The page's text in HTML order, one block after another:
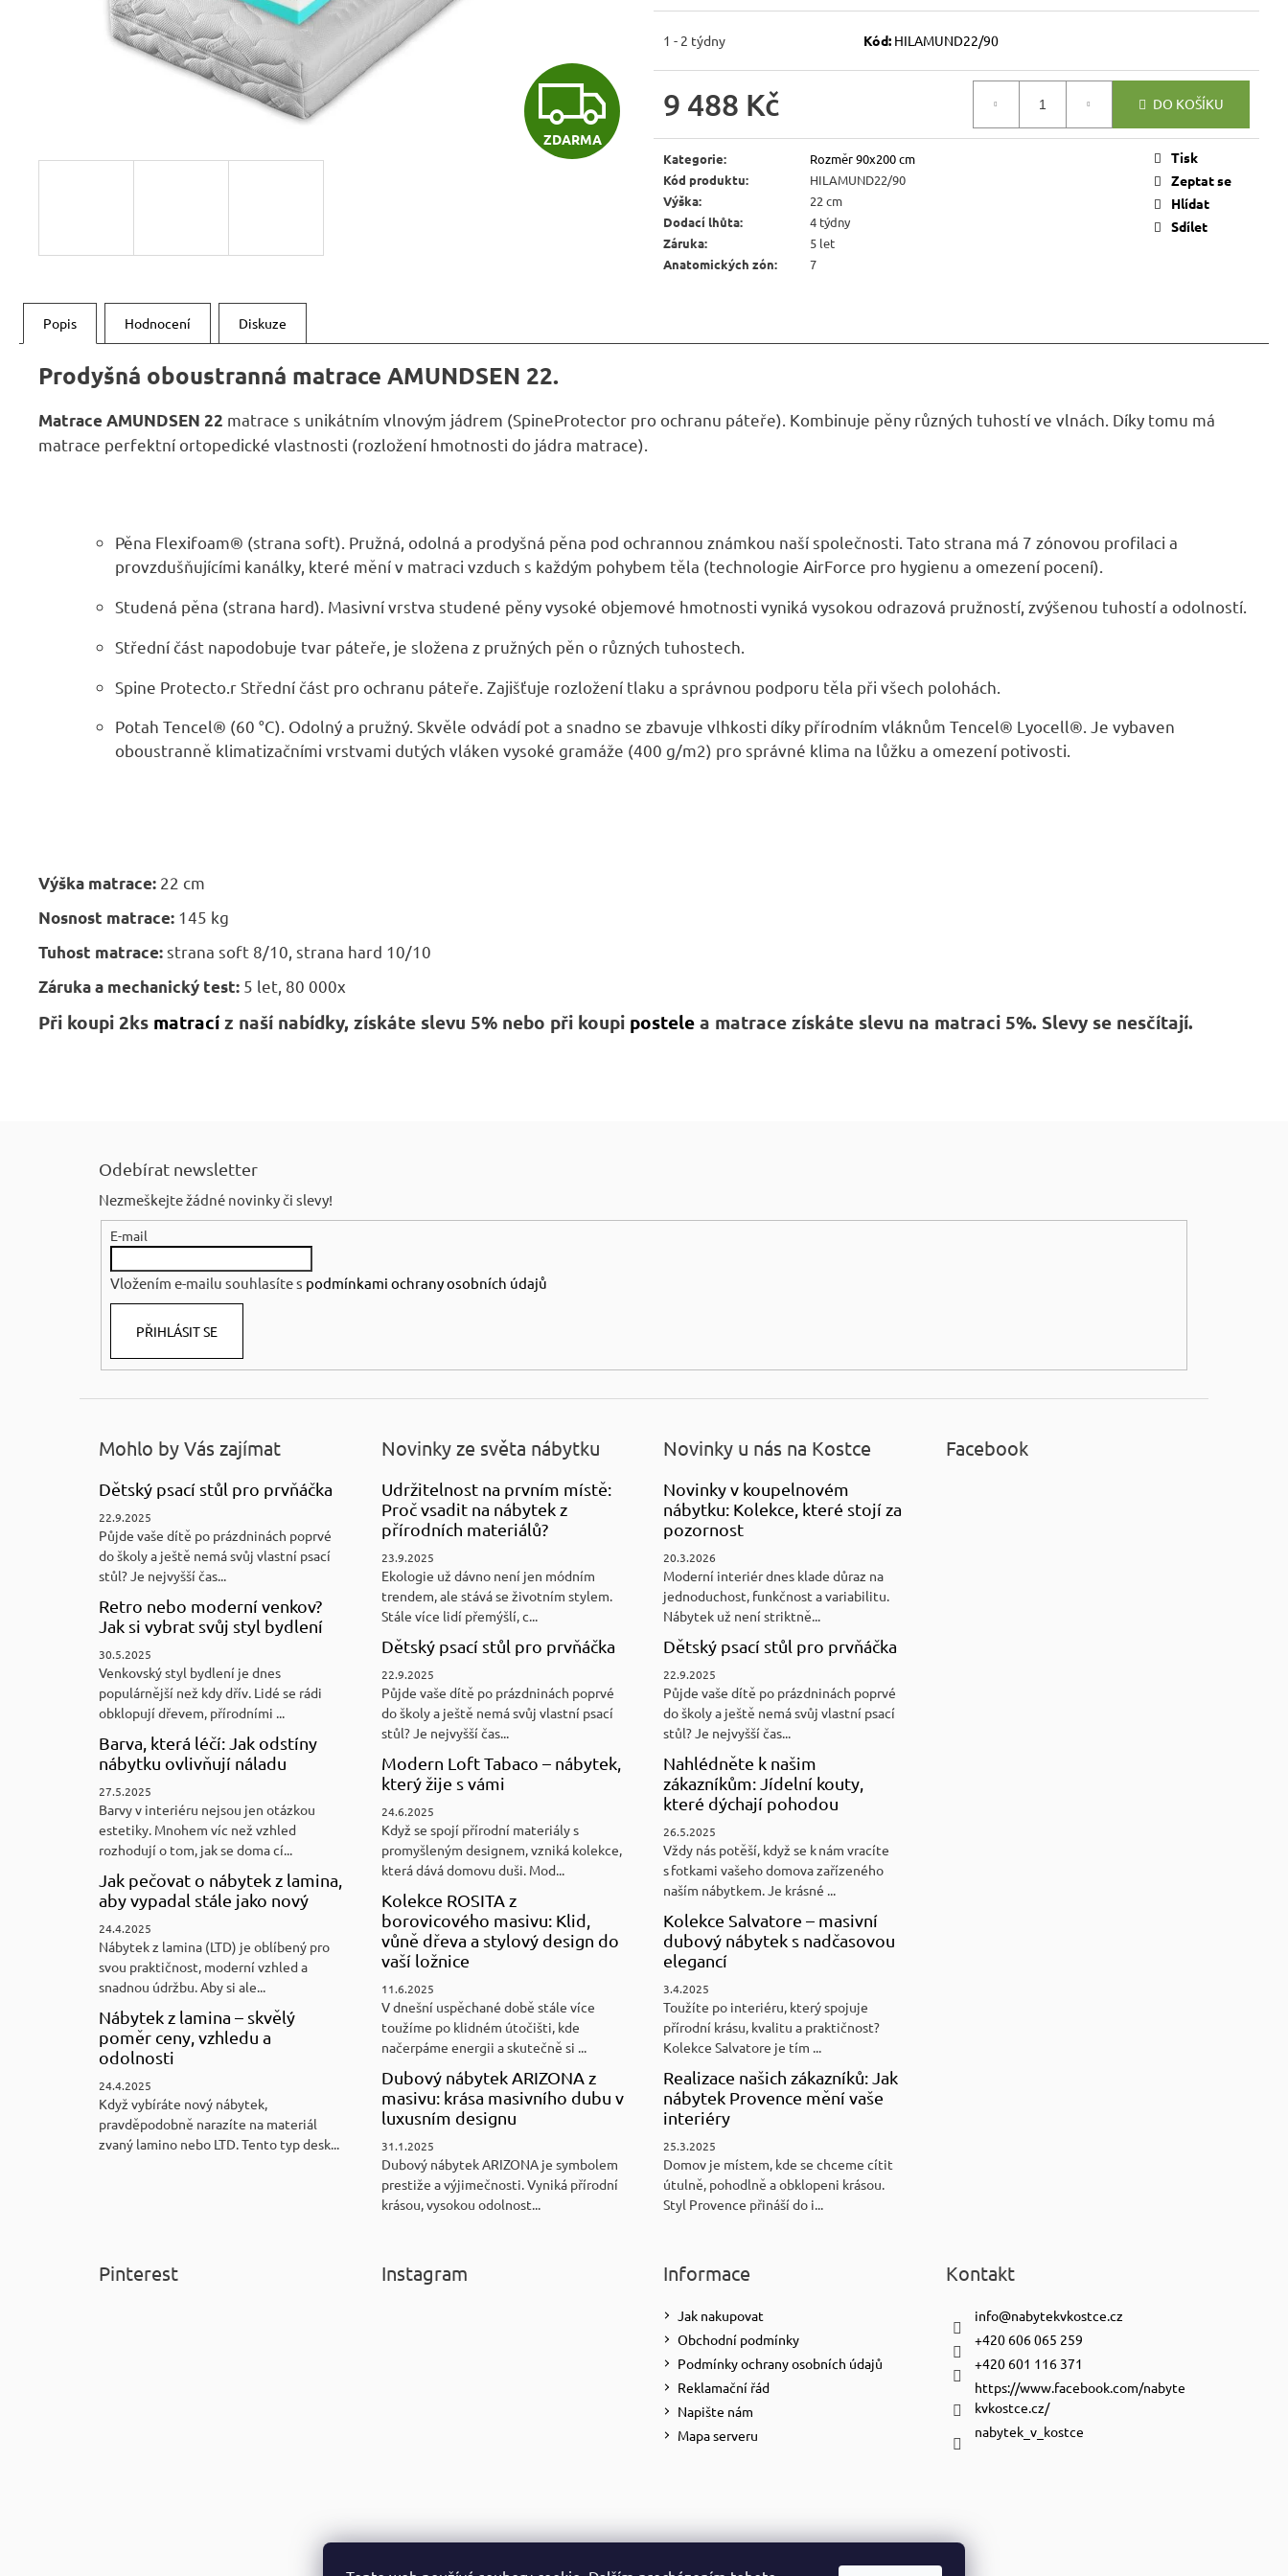
1 - 2 týdny Kód: HILAMUND22/90
9 488 Kč DO KOŠÍKU
Kategorie:
Rozměr 90x200 cm
Kód produktu:
HILAMUND22/90
Výška:
22 cm
Dodací lhůta:
4 týdny
Záruka:
5 let
Anatomických zón: 7
Tisk
Zeptat se
Hlídat
Sdílet
Z
D
A
ZDARMA
Popis Hodnocení Diskuze
Prodyšná oboustranná matrace AMUNDSEN 22.
Matrace AMUNDSEN 22 matrace s unikátním vlnovým jádrem (SpineProtector pro ochranu páteře). Kombinuje pěny různých tuhostí ve vlnách. Díky tomu má
matrace perfektní ortopedické vlastnosti (rozložení hmotnosti do jádra matrace).
Pěna Flexifoam® (strana soft). Pružná, odolná a prodyšná pěna pod ochrannou známkou naší společnosti. Tato strana má 7 zónovou profilaci a
provzdušňujícími kanálky, které mění v matraci vzduch s každým pohybem těla (technologie AirForce pro hygienu a omezení pocení).
Studená pěna (strana hard). Masivní vrstva studené pěny vysoké objemové hmotnosti vyniká vysokou odrazová pružností, zvýšenou tuhostí a odolností.
Střední část napodobuje tvar páteře, je složena z pružných pěn o různých tuhostech.
Spine Protecto.r Střední část pro ochranu páteře. Zajišťuje rozložení tlaku a správnou podporu těla při všech polohách.
Potah Tencel® (60 °C). Odolný a pružný. Skvěle odvádí pot a snadno se zbavuje vlhkosti díky přírodním vláknům Tencel® Lyocell®. Je vybaven
oboustranně klimatizačními vrstvami dutých vláken vysoké gramáže (400 g/m2) pro správné klima na lůžku a omezení potivosti.
Výška matrace: 22 cm
Nosnost matrace: 145 kg
Tuhost matrace: strana soft 8/10, strana hard 10/10
Záruka a mechanický test: 5 let, 80 000x
Při koupi 2ks matrací z naší nabídky, získáte slevu 5% nebo při koupi postele a matrace získáte slevu na matraci 5%. Slevy se nesčítají.
RUSTIKÁLNÍ ŽIDLE SWEET HOME SIL25
2 601 Kč
Původně: 2 890 Kč
JÍDELNÍ ŽIDLE MEXICANA SIL25
2 403 Kč
RUSTIKÁLNÍ LAVICE SWEET HOME
Původně: 6 720 Kč
Odebírat newsletter
Nezmeškejte žádné novinky či slevy!
E-mail
Vložením e-mailu souhlasíte s podmínkami ochrany osobních údajů
PŘIHLÁSIT SE
Mohlo by Vás zajímat
Dětský psací stůl pro prvňáčka
22.9.2025
Půjde vaše dítě po prázdninách poprvé
do školy a ještě nemá svůj vlastní psací
stůl? Je nejvyšší čas...
Retro nebo moderní venkov?
Jak si vybrat svůj styl bydlení
30.5.2025
Venkovský styl bydlení je dnes
populárnější než kdy dřív. Lidé se rádi
obklopují dřevem, přírodními ...
Barva, která léčí: Jak odstíny
nábytku ovlivňují náladu
27.5.2025
Barvy v interiéru nejsou jen otázkou
estetiky. Mnohem víc než vzhled
rozhodují o tom, jak se doma cí...
Jak pečovat o nábytek z lamina,
aby vypadal stále jako nový
24.4.2025
Nábytek z lamina (LTD) je oblíbený pro
svou praktičnost, moderní vzhled a
snadnou údržbu. Aby si ale...
Nábytek z lamina – skvělý
poměr ceny, vzhledu a
odolnosti
24.4.2025
Když vybíráte nový nábytek,
pravděpodobně narazíte na materiál
zvaný lamino nebo LTD. Tento typ desk...
Novinky ze světa nábytku
Udržitelnost na prvním místě:
Proč vsadit na nábytek z
přírodních materiálů?
23.9.2025
Ekologie už dávno není jen módním
trendem, ale stává se životním stylem.
Stále více lidí přemýšlí, c...
Dětský psací stůl pro prvňáčka
22.9.2025
Půjde vaše dítě po prázdninách poprvé
do školy a ještě nemá svůj vlastní psací
stůl? Je nejvyšší čas...
Modern Loft Tabaco – nábytek,
který žije s vámi
24.6.2025
Když se spojí přírodní materiály s
promyšleným designem, vzniká kolekce,
která dává domovu duši. Mod...
Kolekce ROSITA z
borovicového masivu: Klid,
vůně dřeva a stylový design do
vaší ložnice
11.6.2025
V dnešní uspěchané době stále více
toužíme po klidném útočišti, kde
načerpáme energii a skutečně si ...
Dubový nábytek ARIZONA z
masivu: krása masivního dubu v
luxusním designu
31.1.2025
Dubový nábytek ARIZONA je symbolem
prestiže a výjimečnosti. Vyniká přírodní
krásou, vysokou odolnost...
Novinky u nás na Kostce
Novinky v koupelnovém
nábytku: Kolekce, které stojí za
pozornost
20.3.2026
Moderní interiér dnes klade důraz na
jednoduchost, funkčnost a variabilitu.
Nábytek už není striktně...
Dětský psací stůl pro prvňáčka
22.9.2025
Půjde vaše dítě po prázdninách poprvé
do školy a ještě nemá svůj vlastní psací
stůl? Je nejvyšší čas...
Nahlédněte k našim
zákazníkům: Jídelní kouty,
které dýchají pohodou
26.5.2025
Vždy nás potěší, když se k nám vracíte
s fotkami vašeho domova zařízeného
naším nábytkem. Je krásné ...
Kolekce Salvatore – masivní
dubový nábytek s nadčasovou
elegancí
3.4.2025
Toužíte po interiéru, který spojuje
přírodní krásu, kvalitu a praktičnost?
Kolekce Salvatore je tím ...
Realizace našich zákazníků: Jak
nábytek Provence mění vaše
interiéry
25.3.2025
Domov je místem, kde se chceme cítit
útulně, pohodlně a obklopeni krásou.
Styl Provence přináší do i...
Facebook
Pinterest Instagram Informace
Jak nakupovat
Obchodní podmínky
Podmínky ochrany osobních údajů
Reklamační řád
Napište nám
Mapa serveru
Kontakt
info@nabytekvkostce.cz
+420 606 065 259
+420 601 116 371
https://www.facebook.com/nabyte
kvkostce.cz/
nabytek_v_kostce